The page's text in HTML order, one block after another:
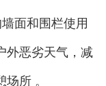
面和围栏使用
外恶劣天气，减
所 。